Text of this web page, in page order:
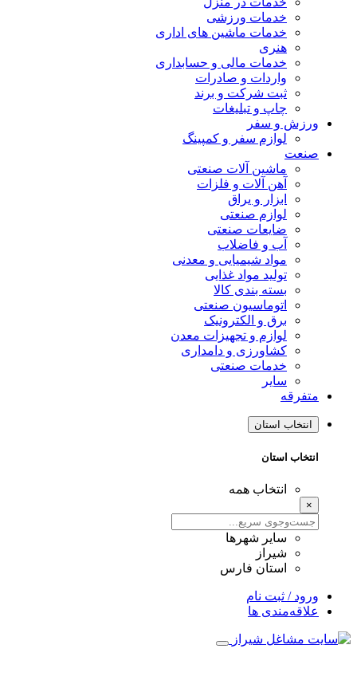
خدمات ورزشی
خدمات ماشین های اداری
هنری
خدمات مالی و حسابداری
واردات و صادرات
ثبت شرکت و برند
چاپ و تبلیغات
ورزش و سفر
لوازم سفر و کمپینگ
صنعت
ماشین آلات صنعتی
آهن آلات و فلزات
ابزار و یراق
لوازم صنعتی
ضایعات صنعتی
آب و فاضلاب
مواد شیمیایی و معدنی
تولید مواد غذایی
بسته بندی کالا
اتوماسیون صنعتی
برق و الکترونیک
لوازم و تجهیزات معدن
کشاورزی و دامداری
خدمات صنعتی
سایر
متفرقه
انتخاب استان
انتخاب استان
انتخاب همه
×
سایر شهرها
شیراز
استان فارس
ورود / ثبت نام
علاقه‌مندی ها